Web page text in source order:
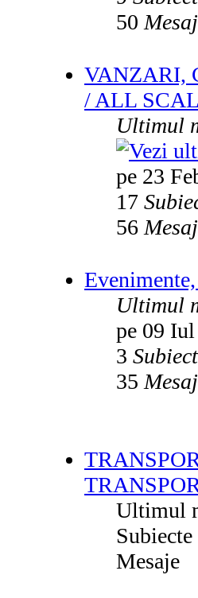
50
VANZARI,
/ ALL
Ultimul
pe 23
17
56
Ultimul
pe 09
3
35
Ultimul
Subiecte
Mesaje